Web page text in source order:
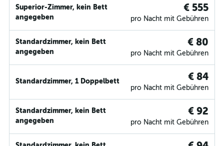
Superior-Zimmer, kein Bett
angegeben
€ 555
pro Nacht mit Gebühren
Standardzimmer, kein Bett
angegeben
€ 80
pro Nacht mit Gebühren
Standardzimmer, 1 Doppelbett € 84
pro Nacht mit Gebühren
Standardzimmer, kein Bett
angegeben
€ 92
pro Nacht mit Gebühren